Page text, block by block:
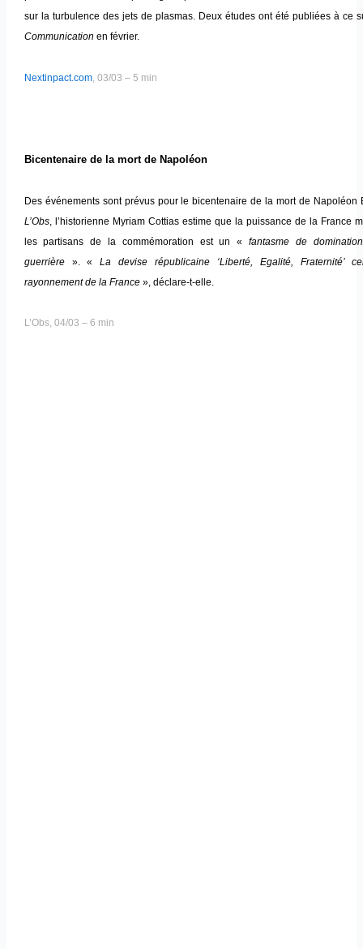
sur la turbulence des jets de plasmas. Deux études ont été publiées à ce
Communication en février.
Nextinpact.com, 03/03 – 5 min
Bicentenaire de la mort de Napoléon
Des événements sont prévus pour le bicentenaire de la mort de Napoléon
L’Obs, l’historienne Myriam Cottias estime que la puissance de la France
les partisans de la commémoration est un «fantasme de
guerrière». «La devise républicaine ‘Liberté, Egalité, Fraternité’
rayonnement de la France», déclare-t-elle.
L’Obs, 04/03 – 6 min